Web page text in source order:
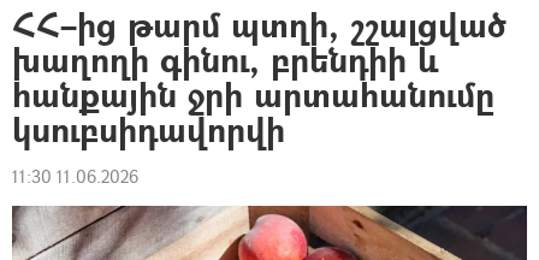
ՀՀ–ից թարմ պտղի, շշալցված
խաղողի գինու, բրենդիի և
հանքային ջրի արտահանումը
կսուբսիդավորվի
11:30 11.06.2026